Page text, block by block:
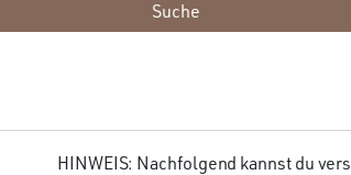
Suche
HINWEIS: Nachfolgend kannst du